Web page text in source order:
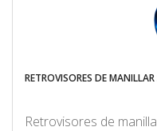
RETROVISORES DE MANILLAR
Retrovisores de